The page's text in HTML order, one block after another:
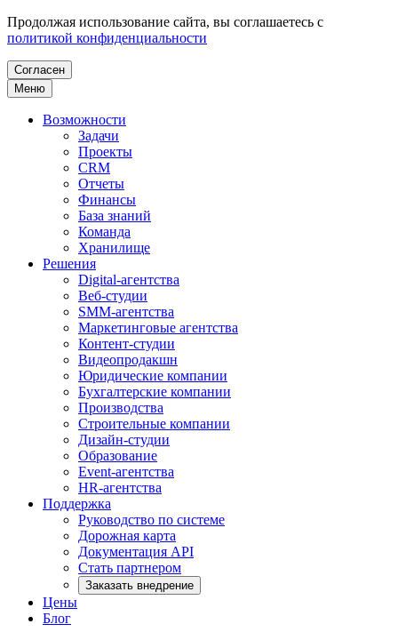
Продолжая использование сайта, вы соглашаетесь с
политикой конфиденциальности
Согласен
Меню
Возможности
Задачи
Проекты
CRM
Отчеты
Финансы
База знаний
Команда
Хранилище
Решения
Digital-агентства
Веб-студии
SMM-агентства
Маркетинговые агентства
Контент-студии
Видеопродакшн
Юридические компании
Бухгалтерские компании
Производства
Строительные компании
Дизайн-студии
Образование
Event-агентства
HR-агентства
Поддержка
Руководство по системе
Дорожная карта
Документация API
Стать партнером
Заказать внедрение
Цены
Блог